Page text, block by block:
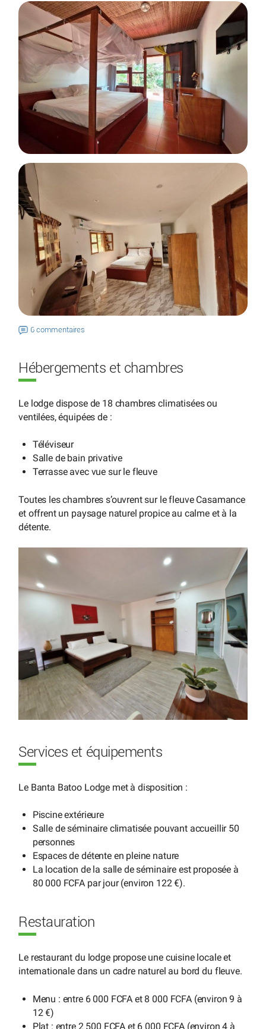
6 commentaires
Hébergements et chambres
Le lodge dispose de 18 chambres climatisées ou
ventilées, équipées de :
Téléviseur
Salle de bain privative
Terrasse avec vue sur le fleuve
Toutes les chambres s’ouvrent sur le fleuve Casamance
et offrent un paysage naturel propice au calme et à la
détente.
Services et équipements
Le Banta Batoo Lodge met à disposition :
Piscine extérieure
Salle de séminaire climatisée pouvant accueillir 50
personnes
Espaces de détente en pleine nature
La location de la salle de séminaire est proposée à
80 000 FCFA par jour (environ 122 €).
Restauration
Le restaurant du lodge propose une cuisine locale et
internationale dans un cadre naturel au bord du fleuve.
Menu : entre 6 000 FCFA et 8 000 FCFA (environ 9 à
12 €)
Plat : entre 2 500 FCFA et 6 000 FCFA (environ 4 à